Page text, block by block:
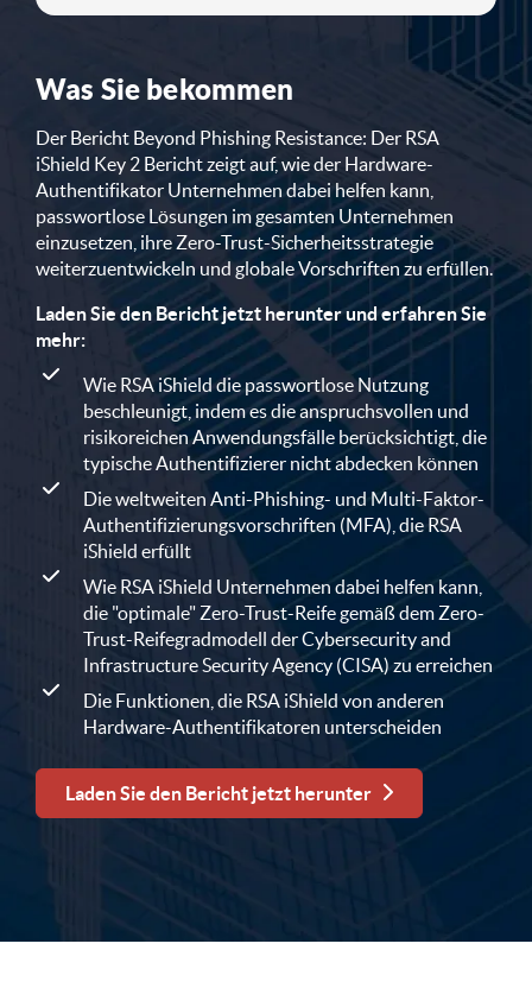
Was Sie bekommen
Der Bericht Beyond Phishing Resistance: Der RSA
iShield Key 2 Bericht zeigt auf, wie der Hardware-
Authentifikator Unternehmen dabei helfen kann,
passwortlose Lösungen im gesamten Unternehmen
einzusetzen, ihre Zero-Trust-Sicherheitsstrategie
weiterzuentwickeln und globale Vorschriften zu erfüllen.
Laden Sie den Bericht jetzt herunter und erfahren Sie
mehr:
Wie RSA iShield die passwortlose Nutzung
beschleunigt, indem es die anspruchsvollen und
risikoreichen Anwendungsfälle berücksichtigt, die
typische Authentifizierer nicht abdecken können
Die weltweiten Anti-Phishing- und Multi-Faktor-
Authentifizierungsvorschriften (MFA), die RSA
iShield erfüllt
Wie RSA iShield Unternehmen dabei helfen kann,
die "optimale" Zero-Trust-Reife gemäß dem Zero-
Trust-Reifegradmodell der Cybersecurity and
Infrastructure Security Agency (CISA) zu erreichen
Die Funktionen, die RSA iShield von anderen
Hardware-Authentifikatoren unterscheiden
Laden Sie den Bericht jetzt herunter